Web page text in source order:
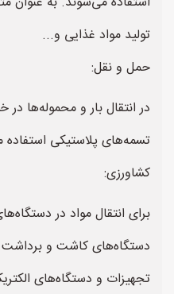
تولید مواد غذایی و...
حمل و نقل:
در انتقال بار و محموله‌ها
تسمه‌های پلاستیکی
کشاورزی:
برای انتقال مواد در
دستگاه‌های کاشت و برداشت
تجهیزات و دستگاه‌های